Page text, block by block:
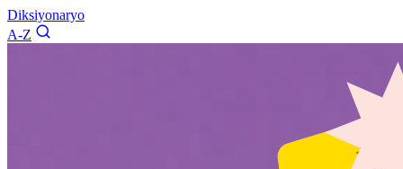
Diksiyonaryo
A-Z